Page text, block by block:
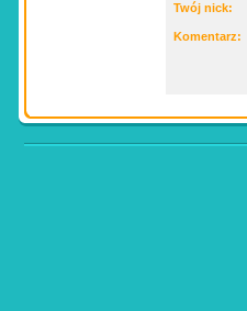
Twój nick:
Komentarz: